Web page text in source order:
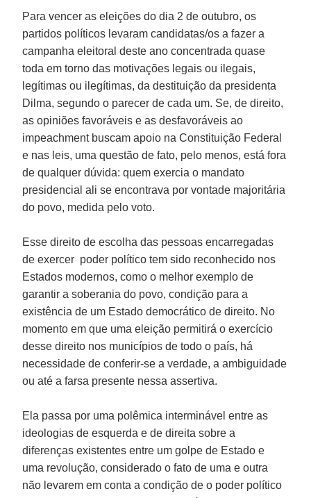
Para vencer as eleições do dia 2 de outubro, os
partidos políticos levaram candidatas/os a fazer a
campanha eleitoral deste ano concentrada quase
toda em torno das motivações legais ou ilegais,
legítimas ou ilegítimas, da destituição da presidenta
Dilma, segundo o parecer de cada um. Se, de direito,
as opiniões favoráveis e as desfavoráveis ao
impeachment buscam apoio na Constituição Federal
e nas leis, uma questão de fato, pelo menos, está fora
de qualquer dúvida: quem exercia o mandato
presidencial ali se encontrava por vontade majoritária
do povo, medida pelo voto.
Esse direito de escolha das pessoas encarregadas
de exercer poder político tem sido reconhecido nos
Estados modernos, como o melhor exemplo de
garantir a soberania do povo, condição para a
existência de um Estado democrático de direito. No
momento em que uma eleição permitirá o exercício
desse direito nos municípios de todo o país, há
necessidade de conferir-se a verdade, a ambiguidade
ou até a farsa presente nessa assertiva.
Ela passa por uma polêmica interminável entre as
ideologias de esquerda e de direita sobre a
diferenças existentes entre um golpe de Estado e
uma revolução, considerado o fato de uma e outra
não levarem em conta a condição de o poder político